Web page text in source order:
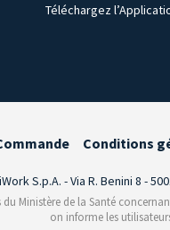
Téléchargez
Conditions
S.p.A. - Via R. Benini 8 -
Ministère de la Santé
on informe les